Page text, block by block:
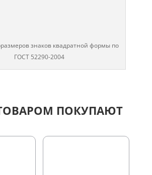
знаков квадратной формы по
ГОСТ 52290-2004
ПОКУПАЮТ